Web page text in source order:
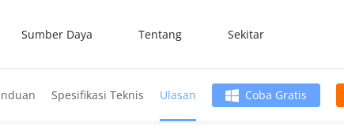
Sumber Daya Tentang Sekitar
Spesifikasi Teknis Ulasan Coba Gratis